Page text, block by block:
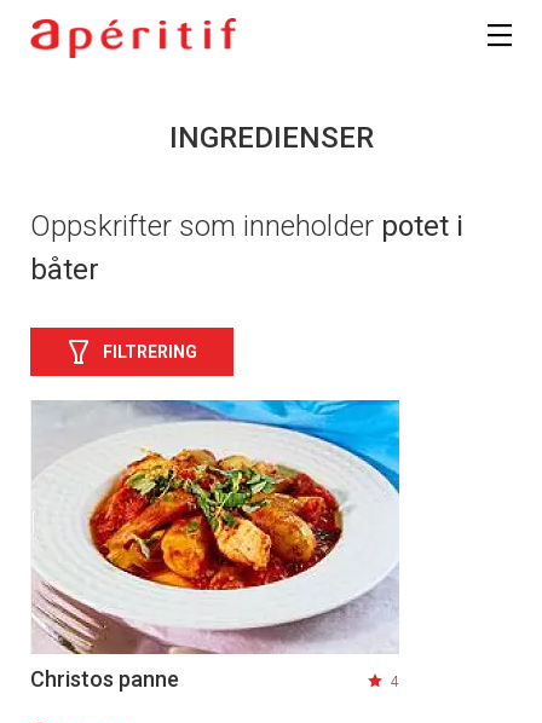
INGREDIENSER
Oppskrifter som inneholder potet i
båter
FILTRERING
Christos panne 4